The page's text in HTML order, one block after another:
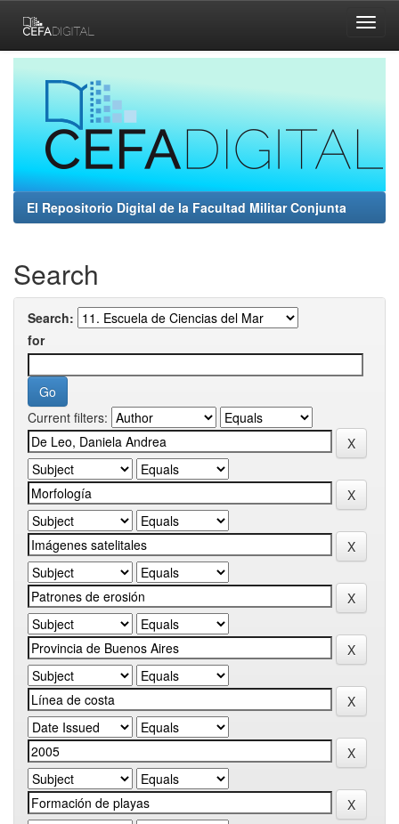
navigation
El Repositorio Digital de la Facultad Militar Conjunta
Search
Search:
for
Current filters: